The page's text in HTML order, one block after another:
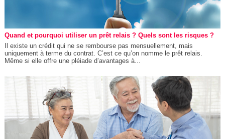
Quand et pourquoi utiliser un prêt relais ? Quels sont les risques ?
Il existe un crédit qui ne se rembourse pas mensuellement, mais
uniquement à terme du contrat. C’est ce qu’on nomme le prêt relais.
Même si elle offre une pléiade d’avantages à...